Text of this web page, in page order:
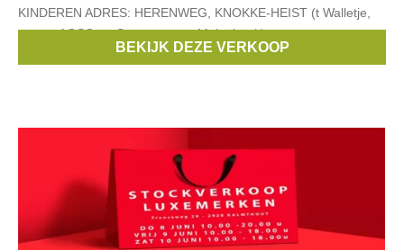
KINDEREN ADRES: HERENWEG, KNOKKE-HEIST (t Walletje,
tussen AGSO en Sportcentrum Molenhoek)
Liu Jo,Scapa,Riverwoods,
BEKIJK DEZE VERKOOP